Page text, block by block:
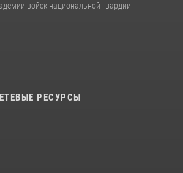
войск национальной гвардии
РЕСУРСЫ